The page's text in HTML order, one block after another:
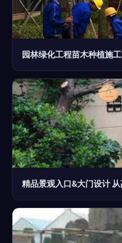
园林绿化工程苗木种植施
精品景观入口&大门设计